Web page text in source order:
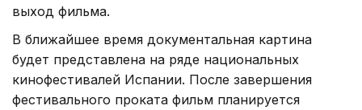
выход фильма.
В ближайшее время документальная картина
будет представлена на ряде национальных
кинофестивалей Испании. После завершения
фестивального проката фильм планируется